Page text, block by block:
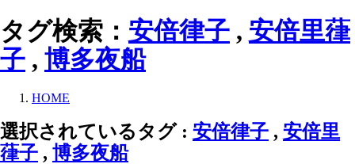
タグ検索： 安倍律子 , 安倍里葎
子 , 博多夜船
HOME
選択されているタグ : 安倍律子 , 安倍里
葎子 , 博多夜船